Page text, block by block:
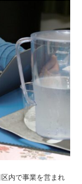
内で事業を営まれ